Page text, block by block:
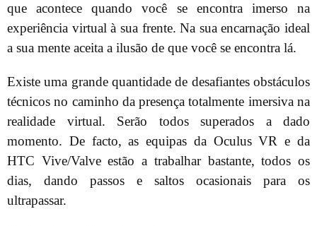
que acontece quando você se encontra imerso na
experiência virtual à sua frente. Na sua encarnação ideal
a sua mente aceita a ilusão de que você se encontra lá.
Existe uma grande quantidade de desafiantes obstáculos
técnicos no caminho da presença totalmente imersiva na
realidade virtual. Serão todos superados a dado
momento. De facto, as equipas da Oculus VR e da
HTC Vive/Valve estão a trabalhar bastante, todos os
dias, dando passos e saltos ocasionais para os
ultrapassar.